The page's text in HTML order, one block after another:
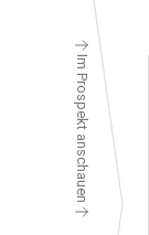
Im Prospekt anschauen